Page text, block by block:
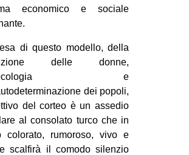
economico e sociale
di questo modello, della
delle donne,
e
dei popoli,
del corteo è un assedio
al consolato turco che in
colorato, rumoroso, vivo e
scalfirà il comodo silenzio